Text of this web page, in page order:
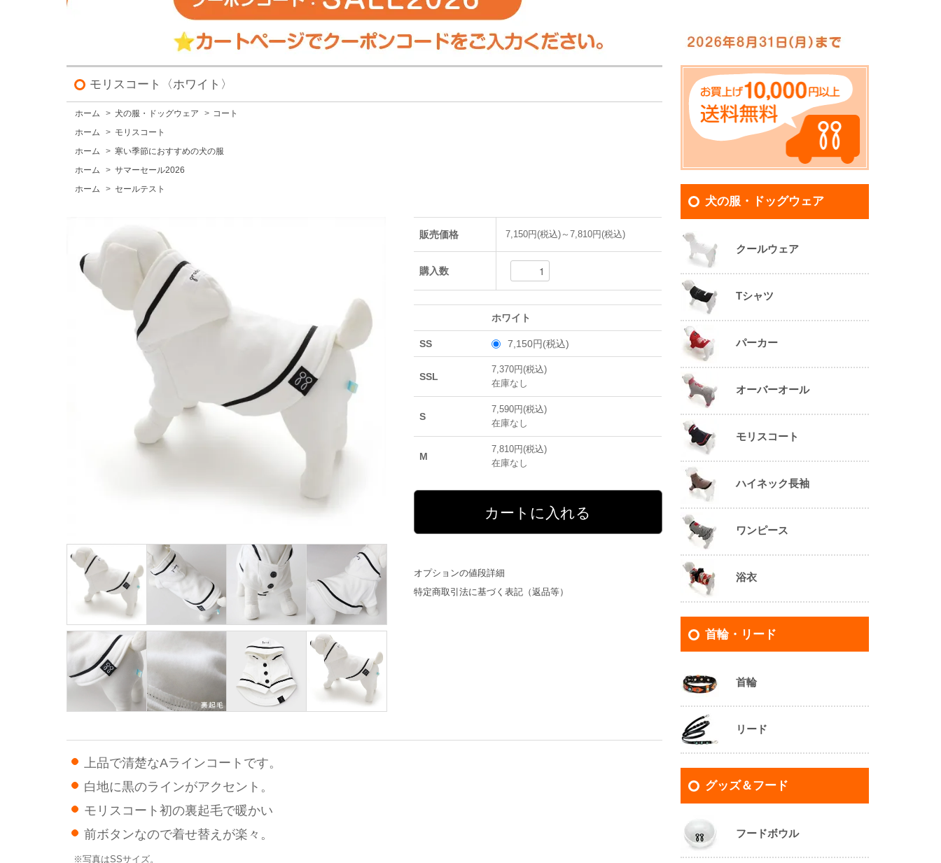
モリスコート〈ホワイト〉
ホーム > 犬の服・ドッグウェア > コート
ホーム
> モリスコート
ホーム
> 寒い季節におすすめの犬の服
ホーム
> サマーセール2026
ホーム
> セールテスト
販売価格 7,150円(税込)～7,810円(税込)
購入数
ホワイト
SS 7,150円(税込)
SSL
7,370円(税込)
在庫なし
S
7,590円(税込)
在庫なし
M
7,810円(税込)
在庫なし
オプションの値段詳細
特定商取引法に基づく表記（返品等）
上品で清楚なAラインコートです。
白地に黒のラインがアクセント。
モリスコート初の裏起毛で暖かい
前ボタンなので着せ替えが楽々。
※写真はSSサイズ。
犬の服・ドッグウェア
クールウェア
Tシャツ
パーカー
オーバーオール
モリスコート
ハイネック長袖
ワンピース
浴衣
首輪・リード
首輪
リード
グッズ＆フード
フードボウル